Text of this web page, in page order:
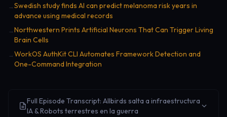
→ Swedish study finds AI can predict melanoma risk years in
advance using medical records
→ Northwestern Prints Artificial Neurons That Can Trigger Living
Brain Cells
→ WorkOS AuthKit CLI Automates Framework Detection and
One-Command Integration
Full Episode Transcript: Allbirds salta a infraestructura
IA & Robots terrestres en la guerra